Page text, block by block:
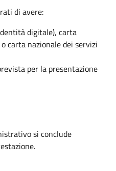
di avere:
digitale), carta
carta nazionale dei servizi
per la presentazione
si conclude